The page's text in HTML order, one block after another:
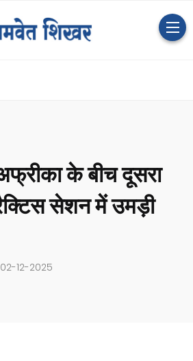
के बीच दूसरा
सेशन में उमड़ी
02-12-2025